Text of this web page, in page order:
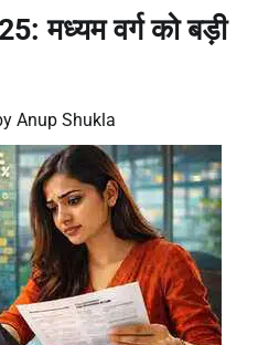
मध्यम वर्ग को बड़ी
Anup Shukla